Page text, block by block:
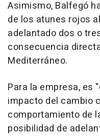
Asimismo, Balfegó
de los atunes rojos
adelantado dos o
consecuencia
Mediterráneo.
Para la empresa, es
impacto del cambio
comportamiento de
posibilidad de